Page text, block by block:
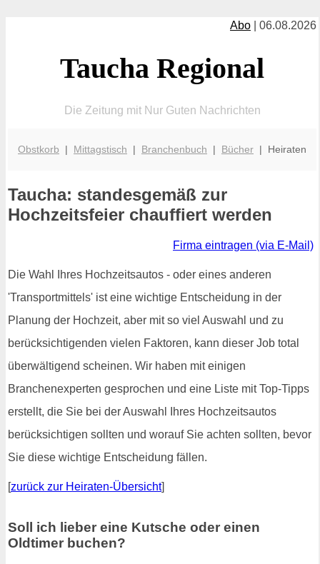
Abo | 06.08.2026
Taucha Regional
Die Zeitung mit Nur Guten Nachrichten
Obstkorb | Mittagstisch | Branchenbuch | Bücher | Heiraten
Taucha: standesgemäß zur
Hochzeitsfeier chauffiert werden
Firma eintragen (via E-Mail)
Die Wahl Ihres Hochzeitsautos - oder eines anderen
'Transportmittels' ist eine wichtige Entscheidung in der
Planung der Hochzeit, aber mit so viel Auswahl und zu
berücksichtigenden vielen Faktoren, kann dieser Job total
überwältigend scheinen. Wir haben mit einigen
Branchenexperten gesprochen und eine Liste mit Top-Tipps
erstellt, die Sie bei der Auswahl Ihres Hochzeitsautos
berücksichtigen sollten und worauf Sie achten sollten, bevor
Sie diese wichtige Entscheidung fällen.
[zurück zur Heiraten-Übersicht]
Soll ich lieber eine Kutsche oder einen
Oldtimer buchen?